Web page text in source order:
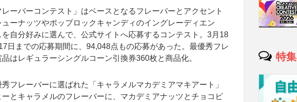
レーバーコンテスト」はベースとなるフレーバーとアクセント
ューナッツやポップロックキャンディのイングレーディエン
を自分好みに選んで、公式サイトへ応募するコンテスト。3月18
日までの応募期間に、94,048点もの応募があった。最優秀フレ
はレギュラーシングルコーン引換券360枚と商品化。
フレーバーに選ばれた「キャラメルマカデミアマキアート」
ーとキャラメルのフレーバーに、マカデミアナッツとチョコビ
特集